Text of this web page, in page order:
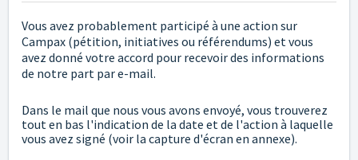
Vous avez probablement participé à une action sur
Campax (pétition, initiatives ou référendums) et vous
avez donné votre accord pour recevoir des informations
de notre part par e-mail.
Dans le mail que nous vous avons envoyé, vous trouverez
tout en bas l'indication de la date et de l'action à laquelle
vous avez signé (voir la capture d'écran en annexe).